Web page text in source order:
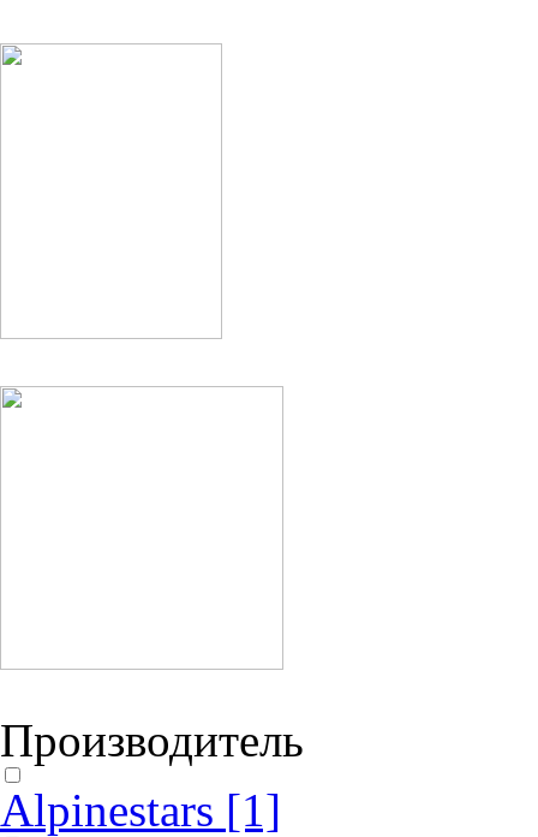
Производитель
Alpinestars [1]